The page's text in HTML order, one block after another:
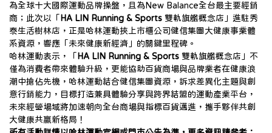
為全球十大國際運動品牌操盤，且為New Balance全台最主要經銷
商；此次以「 HA LIN Running & Sports 雙軌旗艦概念店」進駐秀
泰生活樹林店，正是哈林運動挾上市櫃公司健信集團大健康事業體
系資源，響應「未來健康新經濟」的關鍵里程碑。
哈林運動表示，「 HA LIN Running & Sports 雙軌旗艦概念店」不
僅為消費者帶來體驗升級，更能協助百貨商場與品牌業者在健康浪
潮中搶佔先機，哈林運動結合健信集團資源，訴求差異化主題與創
意行銷能力，目標打造兼具體驗分享與跨界結盟的運動產業平台，
未來經營場域將加速朝向全台商場與指標百貨邁進，攜手夥伴共創
大健康共贏新格局！